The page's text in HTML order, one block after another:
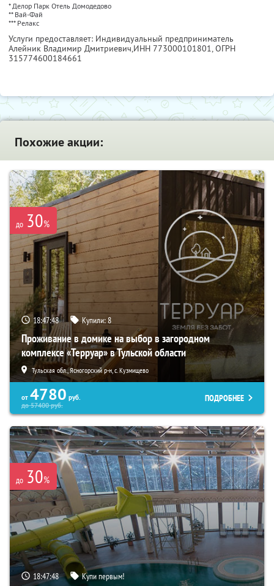
* Делор Парк Отель Домодедово
** Вай-Фай
*** Релакс
Услуги предоставляет: Индивидуальный предприниматель
Алейник Владимир Дмитриевич,ИНН 773000101801, ОГРН
315774600184661
Похожие акции:
до 30%
18:47:47 Купили:8
Проживание в домике на выбор в загородном
комплексе «Терруар» в Тульской области
Тульская обл., Ясногорский р-н, с. Кузмищево
от 4780 руб.
до57400руб.
ПОДРОБНЕЕ
до 30%
18:47:47 Купи первым!